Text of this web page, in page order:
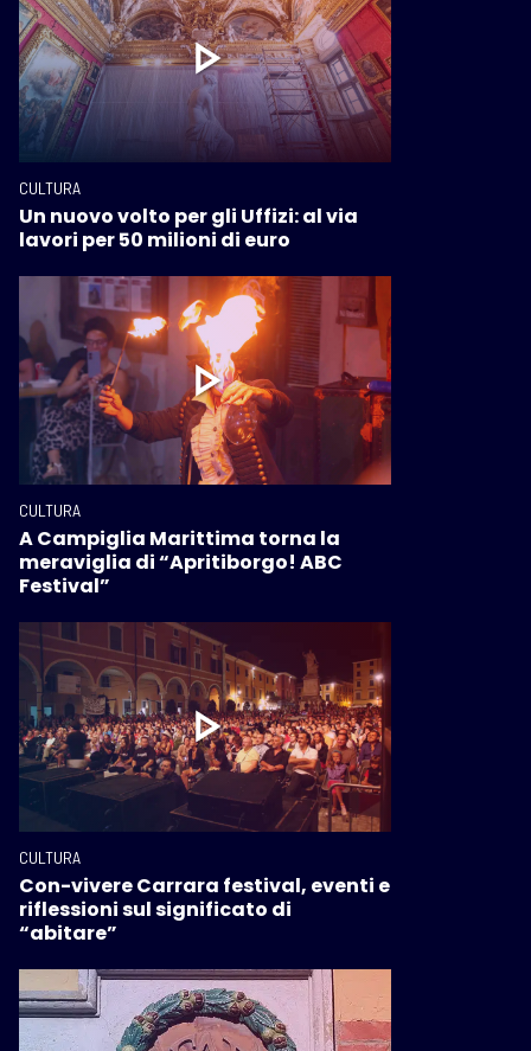
CULTURA
Un nuovo volto per gli Uffizi: al via
lavori per 50 milioni di euro
CULTURA
A Campiglia Marittima torna la
meraviglia di “Apritiborgo! ABC
Festival”
CULTURA
Con-vivere Carrara festival, eventi e
riflessioni sul significato di
“abitare”